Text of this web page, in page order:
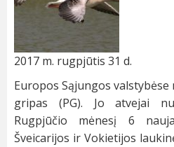
2017 m. rugpjūtis 31 d.
Europos Sąjungos
gripas (PG). Jo atvejai
Rugpjūčio mėnesį 6
Šveicarijos ir Vokietijos